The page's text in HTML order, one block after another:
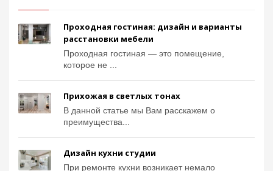
Проходная гостиная: дизайн и варианты
расстановки мебели
Проходная гостиная — это помещение,
которое не ...
Прихожая в светлых тонах
В данной статье мы Вам расскажем о
преимущества...
Дизайн кухни студии
При ремонте кухни возникает немало